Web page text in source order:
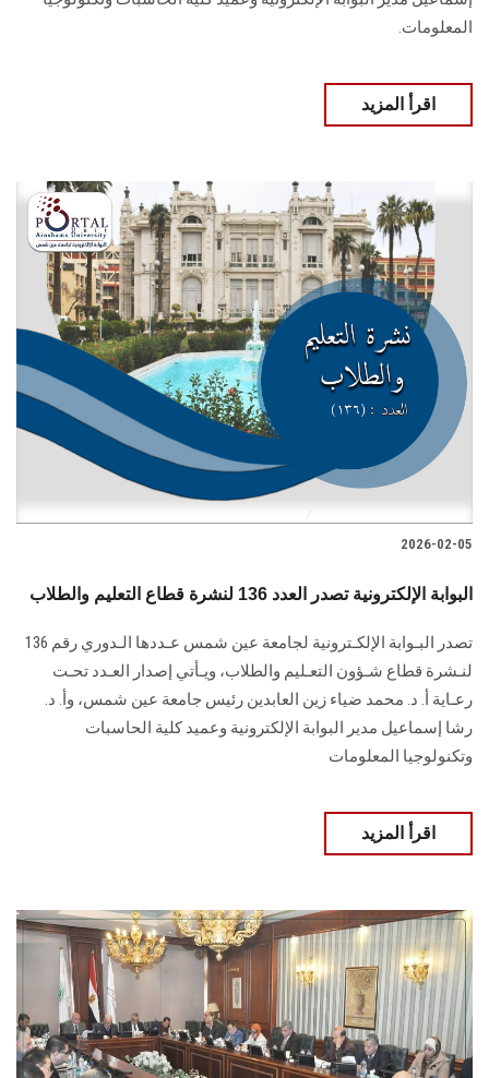
المعلومات.
اقرأ المزيد
2026-02-05
البوابة الإلكترونية تصدر العدد 136 لنشرة قطاع التعليم والطلاب
تصدر البـوابة الإلكـترونية لجامعة عين شمس عـددها الـدوري رقم 136
لنـشرة قطاع شـؤون التعـليم ‏والطلاب‎، ويـأتي إصدار العـدد تحـت
رعـاية أ. د. محمد ضياء زين العابدين رئيس جامعة عين شمس، وأ. د.
‏رشا إسماعيل مدير البوابة الإلكترونية وعميد كلية الحاسبات
وتكنولوجيا المعلومات
اقرأ المزيد